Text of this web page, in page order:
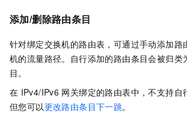
添加/删除路由条目
针对绑定交换机的路由表，可通过手动添加路
机的流量路径。自行添加的路由条目会被归类
目。
在 IPv4/IPv6 网关绑定的路由表中，不支持自
但您可以更改路由条目下一跳。